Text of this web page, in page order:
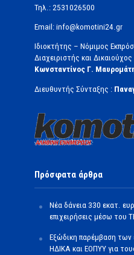
Τηλ.: 2531026500
Email: info@komotini24.gr
Ιδιοκτήτης – Νόμιμος
Διαχειριστής και
Κωνσταντίνος Γ.
Διευθυντής Σύνταξης :
Πρόσφατα άρθρα
Νέα δάνεια 330 εκατ.
επιχειρήσεις μέσω του
Εξώδικη παρέμβαση των
ΗΔΙΚΑ και ΕΟΠΥΥ για